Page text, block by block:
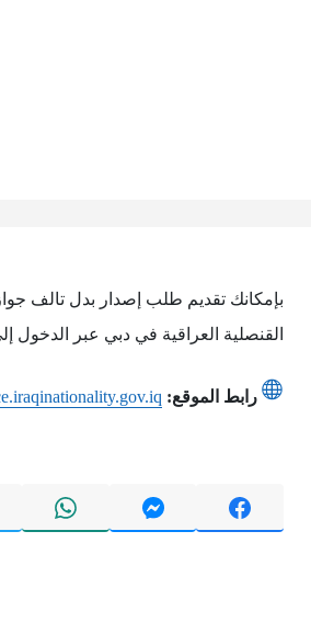
بإمكانك تقديم طلب إصدار بدل تالف
القنصلية العراقية في دبي عبر الدخول
رابط الموقع: